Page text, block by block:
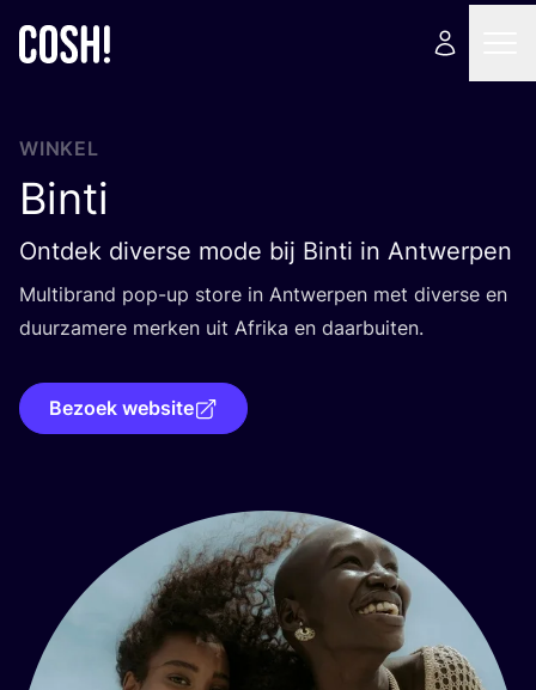
WINKEL
Binti
Ontdek diverse mode bij Binti in Antwerpen
Mul­ti­brand pop-up sto­re in Ant­wer­pen met diver­se en
duur­za­me­re mer­ken uit Afri­ka en daarbuiten.
Bezoek website